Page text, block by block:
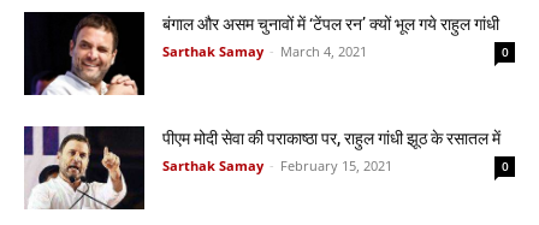
बंगाल और असम चुनावों में ‘टेंपल रन’ क्यों भूल गये राहुल गांधी
Sarthak Samay - March 4, 2021 0
पीएम मोदी सेवा की पराकाष्ठा पर, राहुल गांधी झूठ के रसातल में
Sarthak Samay - February 15, 2021 0